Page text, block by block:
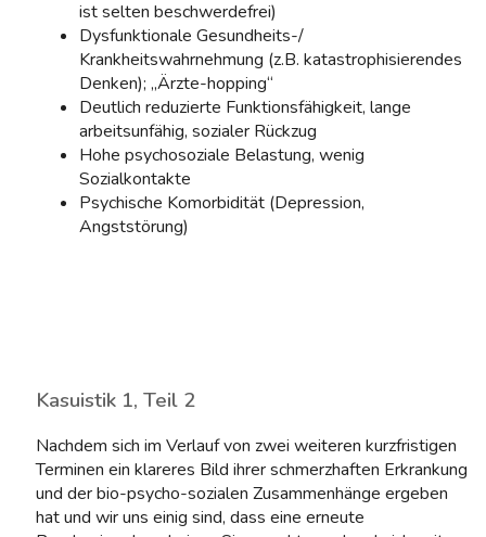
ist selten beschwerdefrei)
Dysfunktionale Gesundheits-/
Krankheitswahrnehmung (z.B. katastrophisierendes
Denken); „Ärzte-hopping“
Deutlich reduzierte Funktionsfähigkeit, lange
arbeitsunfähig, sozialer Rückzug
Hohe psychosoziale Belastung, wenig
Sozialkontakte
Psychische Komorbidität (Depression,
Angststörung)
Kasuistik 1, Teil 2
Nachdem sich im Verlauf von zwei weiteren kurzfristigen
Terminen ein klareres Bild ihrer schmerzhaften Erkrankung
und der bio-psycho-sozialen Zusammenhänge ergeben
hat und wir uns einig sind, dass eine erneute